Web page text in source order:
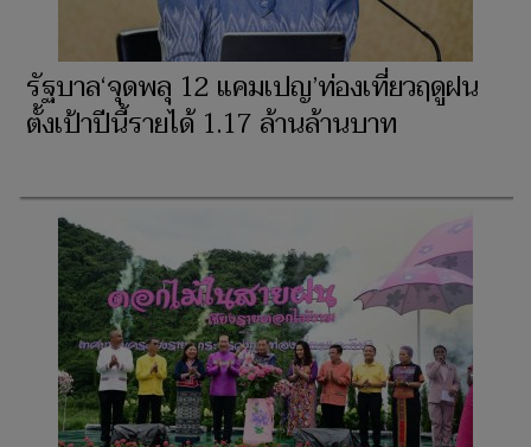
รัฐบาล‘จุดพลุ 12 แคมเปญ’ท่องเที่ยวฤดูฝน
ตั้งเป้าปีนี้รายได้ 1.17 ล้านล้านบาท